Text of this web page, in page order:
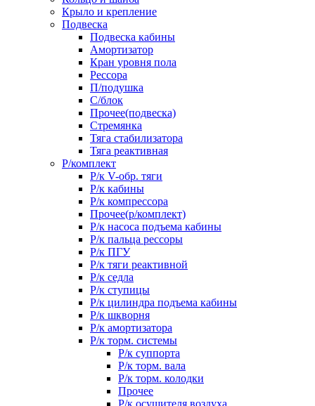
Крыло и крепление
Подвеска
Подвеска кабины
Амортизатор
Кран уровня пола
Рессора
П/подушка
С/блок
Прочее(подвеска)
Стремянка
Тяга стабилизатора
Тяга реактивная
Р/комплект
Р/к V-обр. тяги
Р/к кабины
Р/к компрессора
Прочее(р/комплект)
Р/к насоса подъема кабины
Р/к пальца рессоры
Р/к ПГУ
Р/к тяги реактивной
Р/к седла
Р/к ступицы
Р/к цилиндра подъема кабины
Р/к шкворня
Р/к амортизатора
Р/к торм. системы
Р/к суппорта
Р/к торм. вала
Р/к торм. колодки
Прочее